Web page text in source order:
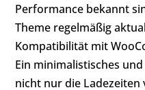
Performance bekannt
Theme regelmäßig
Kompatibilität mit
Ein minimalistisches
nicht nur die